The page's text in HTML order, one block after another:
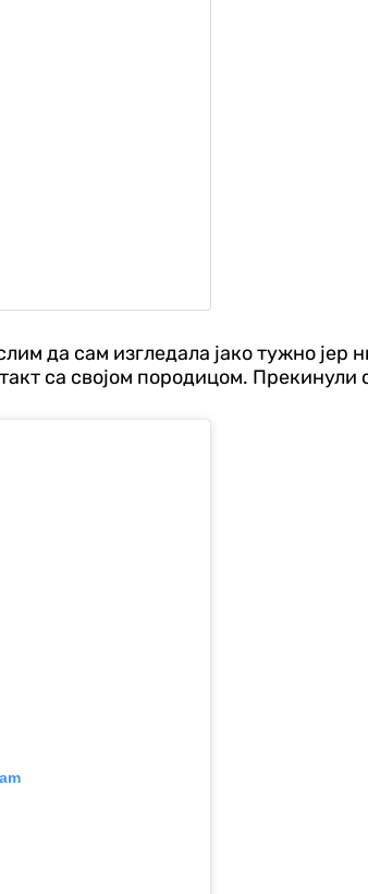
да сам изгледала јако тужно јер
са својом породицом.